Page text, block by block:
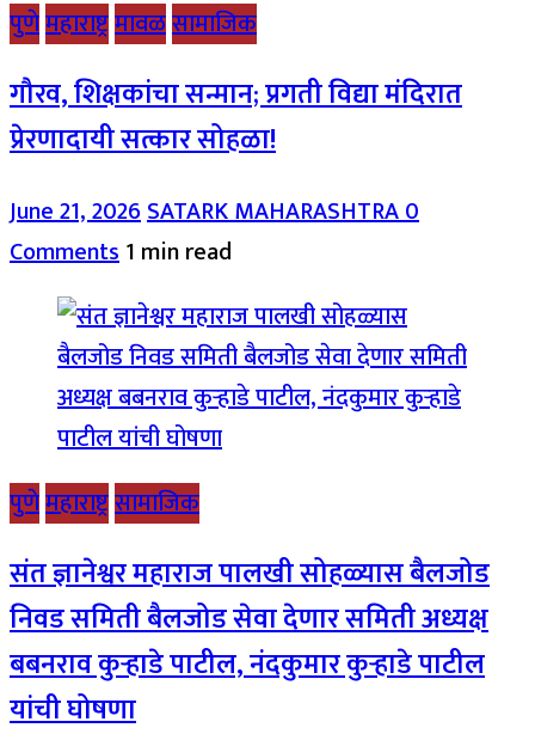
पुणेमहाराष्ट्रमावळसामाजिक
गौरव, शिक्षकांचा सन्मान; प्रगती विद्या मंदिरात
प्रेरणादायी सत्कार सोहळा!
June 21, 2026SATARK MAHARASHTRA0
Comments1 min read
पुणेमहाराष्ट्रसामाजिक
संत ज्ञानेश्वर महाराज पालखी सोहळ्यास बैलजोड
निवड समिती बैलजोड सेवा देणार समिती अध्यक्ष
बबनराव कुऱ्हाडे पाटील, नंदकुमार कुऱ्हाडे पाटील
यांची घोषणा